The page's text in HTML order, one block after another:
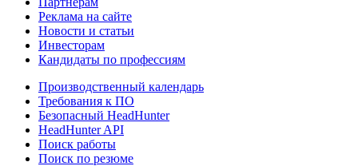
Реклама на сайте
Новости и статьи
Инвесторам
Кандидаты по профессиям
Производственный календарь
Требования к ПО
Безопасный HeadHunter
HeadHunter API
Поиск работы
Поиск по резюме